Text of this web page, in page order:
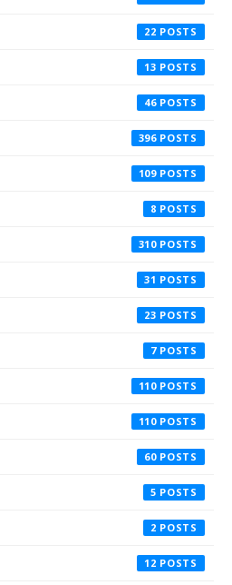
22
13
46
396
109
8
310
31
23
7
110
110
60
5
2
12